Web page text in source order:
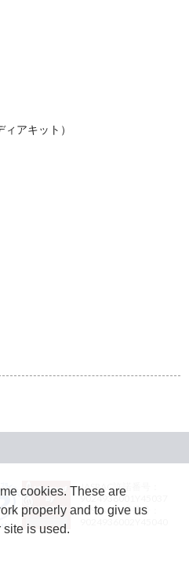
アキット）
JASRAC許諾番号：
9024936001Y45037
JASRAC許諾番号：
cookies. These are
properly and to give us
site is used.